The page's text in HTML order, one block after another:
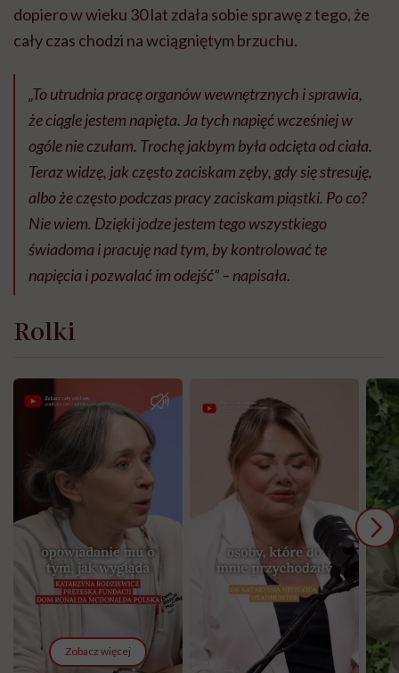
dopiero w wieku 30 lat zdała sobie sprawę z tego, że
cały czas chodzi na wciągniętym brzuchu.
„To utrudnia pracę organów wewnętrznych i sprawia,
że ciągle jestem napięta. Ja tych napięć wcześniej w
ogóle nie czułam. Trochę jakbym była odcięta od ciała.
Teraz widzę, jak często zaciskam zęby, gdy się stresuję,
albo że często podczas pracy zaciskam piąstki. Po co?
Nie wiem. Dzięki jodze jestem tego wszystkiego
świadoma i pracuję nad tym, by kontrolować te
napięcia i pozwalać im odejść” – napisała.
Rolki
Zobacz więcej